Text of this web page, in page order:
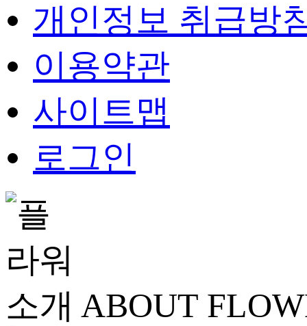
개인정보 취급방
이용약관
사이트맵
로그인
ABOUT